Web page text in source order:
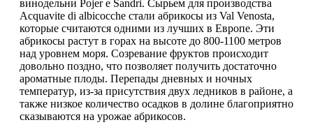
винодельни Pojer e Sandri. Сырьем для производства
Acquavite di albicocche стали абрикосы из Val Venosta,
которые считаются одними из лучших в Европе. Эти
абрикосы растут в горах на высоте до 800-1100 метров
над уровнем моря. Созревание фруктов происходит
довольно поздно, что позволяет получить достаточно
ароматные плоды. Перепады дневных и ночных
температур, из-за присутствия двух ледников в районе, а
также низкое количество осадков в долине благоприятно
сказываются на урожае абрикосов.